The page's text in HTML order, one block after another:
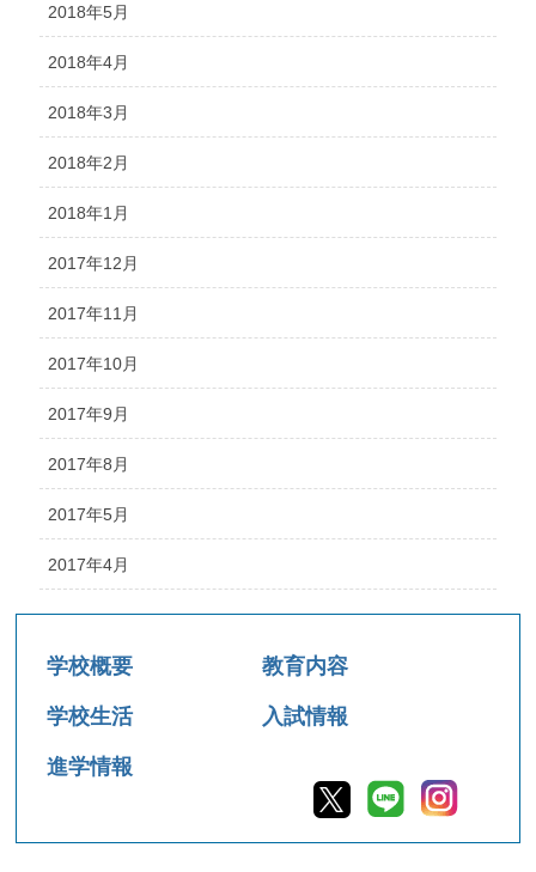
2018年5月
2018年4月
2018年3月
2018年2月
2018年1月
2017年12月
2017年11月
2017年10月
2017年9月
2017年8月
2017年5月
2017年4月
学校概要 教育内容
学校生活 入試情報
進学情報